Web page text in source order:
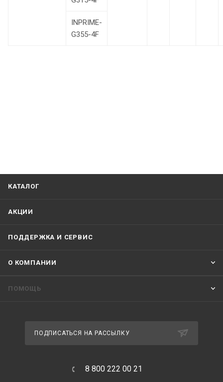
INPRIME-
G355-4F
КАТАЛОГ
АКЦИИ
ПОДДЕРЖКА И СЕРВИС
О КОМПАНИИ
ПОМОЩЬ
ПОДПИСАТЬСЯ НА РАССЫЛКУ
8 800 222 00 21